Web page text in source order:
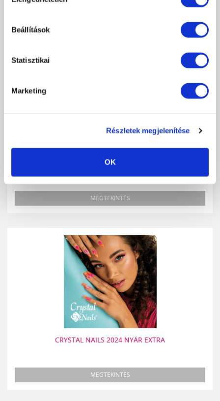
Beállítások
Statisztikai
Marketing
Részletek megjelenítése
OK
CRYSTAL NAILS OKTATÁSI KÉZIKÖNYV 2024 ŐSZ
MEGTEKINTÉS
CRYSTAL NAILS 2024 NYÁR EXTRA
MEGTEKINTÉS